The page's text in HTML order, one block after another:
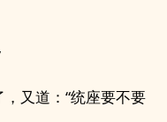
又道：“统座要不要